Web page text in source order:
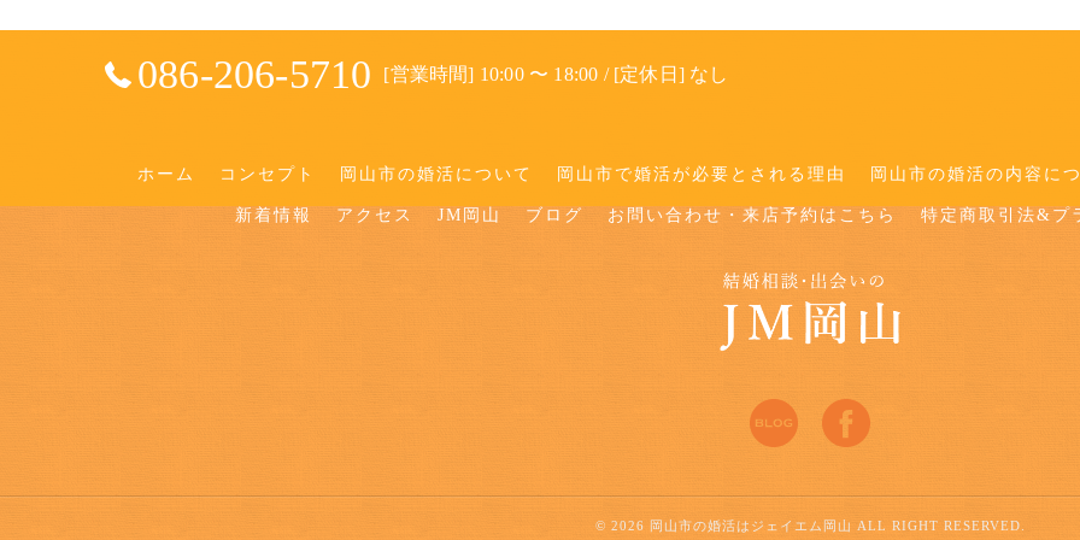
086-206-5710 [営業時間] 10:00 〜 18:00 / [定休日] なし
ホーム コンセプト 岡山市の婚活について 岡山市で婚活が必要とされる理由 岡山市の婚活の内容に
新着情報 アクセス JM岡山 ブログ お問い合わせ・来店予約はこちら 特定商取引法&プ
© 2026 岡山市の婚活はジェイエム岡山 ALL RIGHT RESERVED.